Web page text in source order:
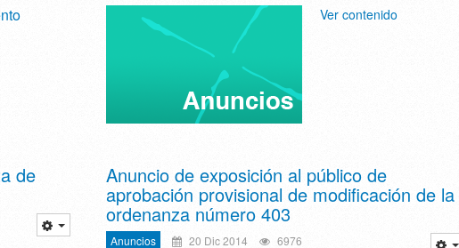
Ver contenido
de Anuncio de exposición al público de
aprobación provisional de modificación de la
ordenanza número 403
Anuncios 20 Dic 2014 6976